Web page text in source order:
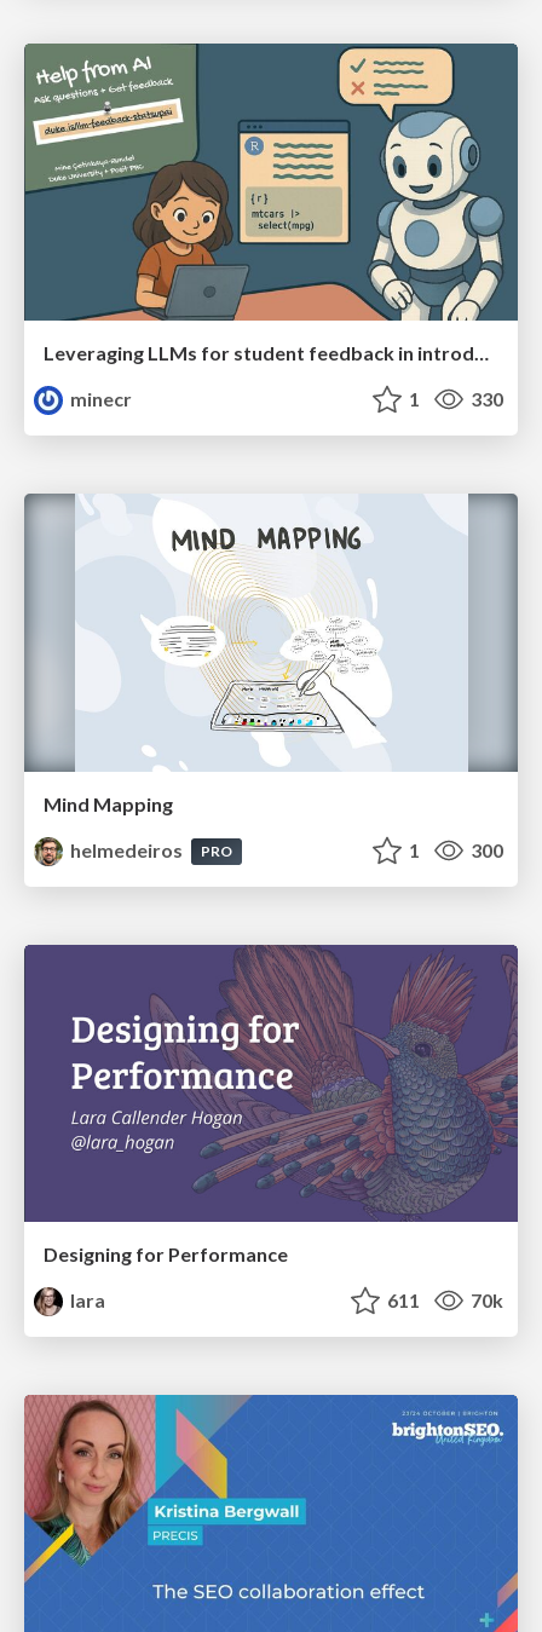
Leveraging LLMs for student feedback in introductory data science courses - posit::conf(2025)
minecr
1 330
Mind Mapping
helmedeiros
PRO 1 300
Designing for Performance
lara
611 70k